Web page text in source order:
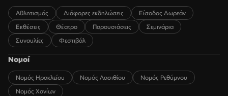
Αθλητισμός Διάφορες εκδηλώσεις
Είσοδος Δωρεάν
Εκθέσεις
Θέατρο Παρουσιάσεις
Σεμινάρια
Συναυλίες
Φεστιβάλ
Νομοί
Νομός Ηρακλείου Νομός Λασιθίου
Νομός Ρεθύμνου
Νομός Χανίων